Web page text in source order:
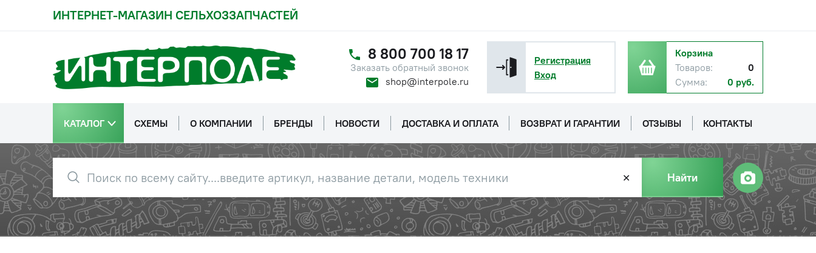
ИНТЕРНЕТ-МАГАЗИН СЕЛЬХОЗЗАПЧАСТЕЙ
8 800 700 18 17
Заказать обратный звонок
shop@interpole.ru
Регистрация
Вход
Корзина
Товаров:
0
Сумма:
0 руб.
КАТАЛОГ СХЕМЫ О КОМПАНИИ БРЕНДЫ НОВОСТИ ДОСТАВКА И ОПЛАТА ВОЗВРАТ И ГАРАНТИИ ОТЗЫВЫ КОНТАКТЫ
✕ Найти